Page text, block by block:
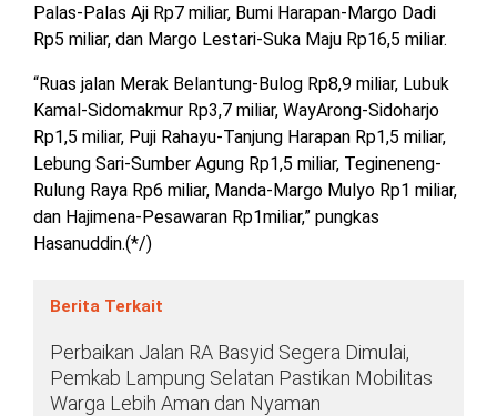
Palas-Palas Aji Rp7 miliar, Bumi Harapan-Margo Dadi
Rp5 miliar, dan Margo Lestari-Suka Maju Rp16,5 miliar.
“Ruas jalan Merak Belantung-Bulog Rp8,9 miliar, Lubuk
Kamal-Sidomakmur Rp3,7 miliar, WayArong-Sidoharjo
Rp1,5 miliar, Puji Rahayu-Tanjung Harapan Rp1,5 miliar,
Lebung Sari-Sumber Agung Rp1,5 miliar, Tegineneng-
Rulung Raya Rp6 miliar, Manda-Margo Mulyo Rp1 miliar,
dan Hajimena-Pesawaran Rp1miliar,” pungkas
Hasanuddin.(*/)
Berita Terkait
Perbaikan Jalan RA Basyid Segera Dimulai,
Pemkab Lampung Selatan Pastikan Mobilitas
Warga Lebih Aman dan Nyaman